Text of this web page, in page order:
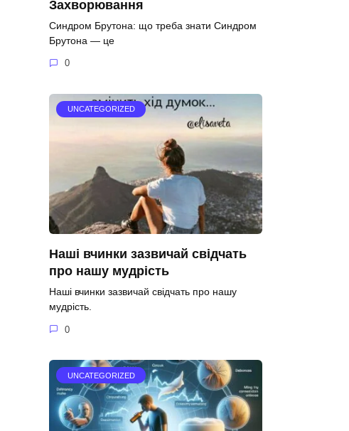
Захворювання
Синдром Брутона: що треба знати Синдром
Брутона — це
0
UNCATEGORIZED
Наші вчинки зазвичай свідчать
про нашу мудрість
Наші вчинки зазвичай свідчать про нашу
мудрість.
0
UNCATEGORIZED